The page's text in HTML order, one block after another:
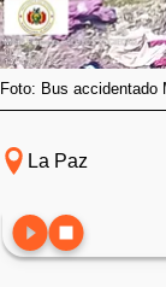
Foto: Bus accidentado
La Paz